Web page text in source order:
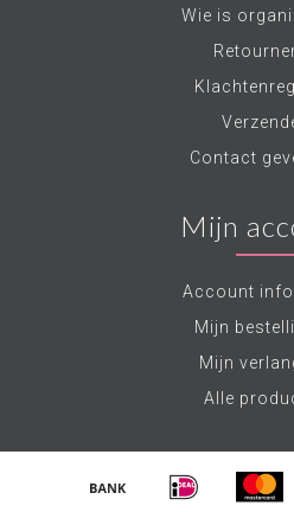
Wie is
Contact
Mijn
Account
Mijn
Mijn
Alle